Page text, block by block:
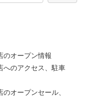
のオープン情報
へのアクセス、駐車
オープンセール、